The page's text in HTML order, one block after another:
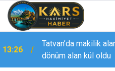
13:26
Tatvan’da makilik
dönüm alan kül oldu
13:23 Bingöl’de otomobil